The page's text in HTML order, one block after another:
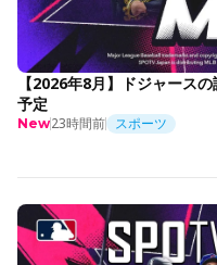
【2026年8月】ドジャース
予定
New23時間前 スポーツ